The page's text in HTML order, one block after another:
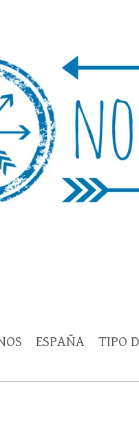
de
se comparte
ESPAÑA TIPO